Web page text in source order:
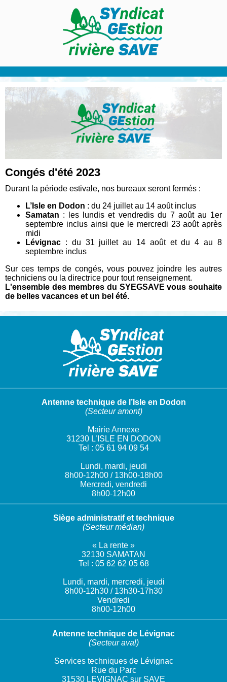
Congés d'été 2023
Durant la période estivale, nos bureaux seront fermés :
L’Isle en Dodon : du 24 juillet au 14 août inclus
Samatan : les lundis et vendredis du 7 août au 1er
septembre inclus ainsi que le mercredi 23 août après
midi
Lévignac : du 31 juillet au 14 août et du 4 au 8
septembre inclus
Sur ces temps de congés, vous pouvez joindre les autres
techniciens ou la directrice pour tout renseignement.
L'ensemble des membres du SYEGSAVE vous souhaite
de belles vacances et un bel été.
Antenne technique de l’Isle en Dodon
(Secteur amont)
Mairie Annexe
31230 L’ISLE EN DODON
Tel : 05 61 94 09 54
Lundi, mardi, jeudi
8h00-12h00 / 13h00-18h00
Mercredi, vendredi
8h00-12h00
Siège administratif et technique
(Secteur médian)
« La rente »
32130 SAMATAN
Tel : 05 62 62 05 68
Lundi, mardi, mercredi, jeudi
8h00-12h30 / 13h30-17h30
Vendredi
8h00-12h00
Antenne technique de Lévignac
(Secteur aval)
Services techniques de Lévignac
Rue du Parc
31530 LEVIGNAC sur SAVE